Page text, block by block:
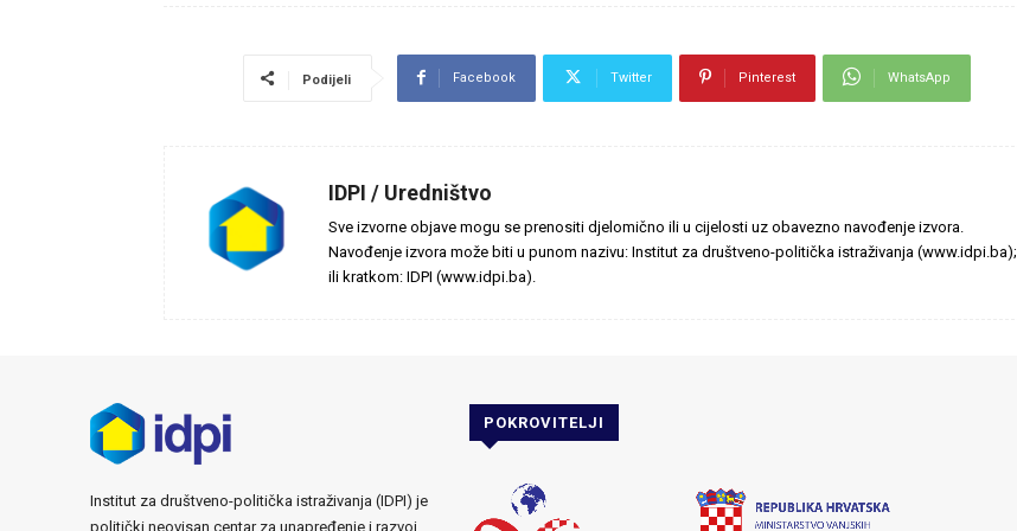
Podijeli Facebook Twitter Pinterest WhatsApp
IDPI / Uredništvo
Sve izvorne objave mogu se prenositi djelomično ili u cijelosti uz obavezno navođenje izvora.
Navođenje izvora može biti u punom nazivu: Institut za društveno-politička istraživanja (www.idpi.ba);
ili kratkom: IDPI (www.idpi.ba).
Institut za društveno-politička istraživanja (IDPI) je
politički neovisan centar za unapređenje i razvoj
POKROVITELJI